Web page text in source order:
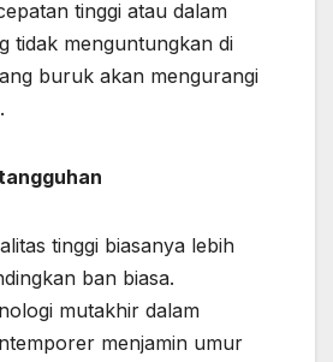
tinggi atau dalam
tidak menguntungkan di
buruk akan mengurangi
tinggi biasanya lebih
ban biasa.
mutakhir dalam
menjamin umur